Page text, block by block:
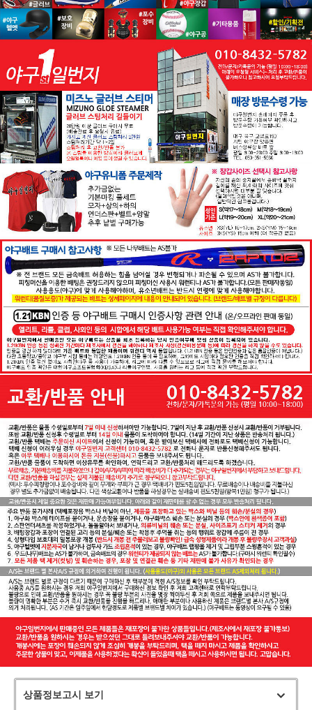
상품정보고시 보기